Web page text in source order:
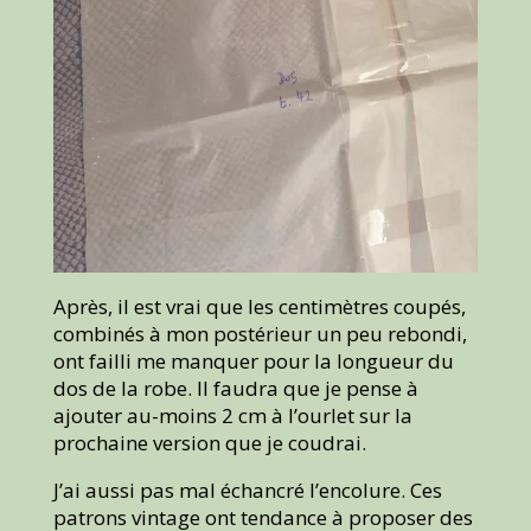
Après, il est vrai que les centimètres coupés,
combinés à mon postérieur un peu rebondi,
ont failli me manquer pour la longueur du
dos de la robe. Il faudra que je pense à
ajouter au-moins 2 cm à l’ourlet sur la
prochaine version que je coudrai.
J’ai aussi pas mal échancré l’encolure. Ces
patrons vintage ont tendance à proposer des